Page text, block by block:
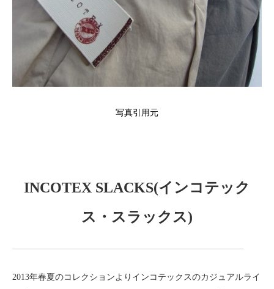
写真引用元
INCOTEX SLACKS(インコテック
ス・スラックス)
2013年春夏のコレクションよりインコテックスのカジュアルライ